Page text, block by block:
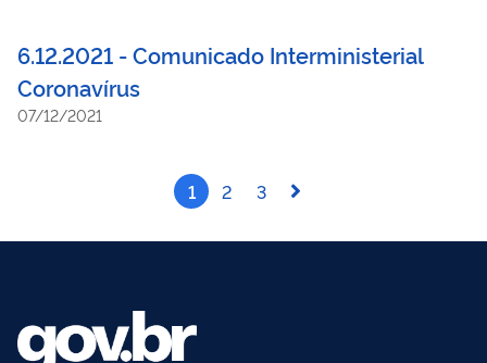
6.12.2021 - Comunicado Interministerial
Coronavírus
07/12/2021
1 2 3